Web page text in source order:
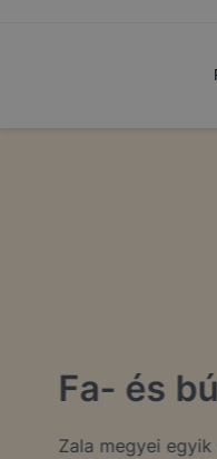
Fa- és
Zala megyei egyik